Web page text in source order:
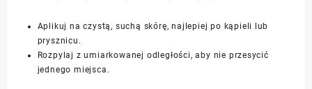
Aplikuj na czystą, suchą skórę, najlepiej po kąpieli lub
prysznicu.
Rozpylaj z umiarkowanej odległości, aby nie przesycić
jednego miejsca.